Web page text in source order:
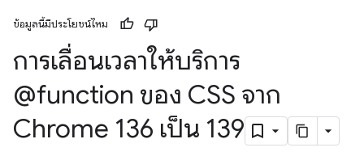
ข้อมูลนี้มีประโยชน์ไหม
การเลื่อนเวลาให้บริการ
@function ของ CSS จาก
Chrome 136 เป็น 139